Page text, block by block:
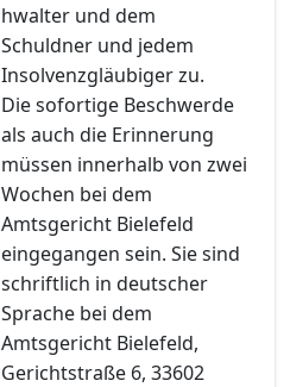
hwalter und dem
Schuldner und jedem
Insolvenzgläubiger zu.
Die sofortige Beschwerde
als auch die Erinnerung
müssen innerhalb von zwei
Wochen bei dem
Amtsgericht Bielefeld
eingegangen sein. Sie sind
schriftlich in deutscher
Sprache bei dem
Amtsgericht Bielefeld,
Gerichtstraße 6, 33602